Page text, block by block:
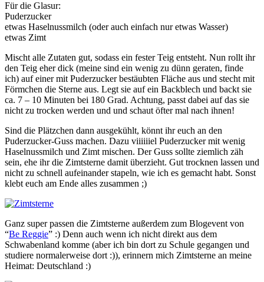
Für die Glasur:
Puderzucker
etwas Haselnussmilch (oder auch einfach nur etwas Wasser)
etwas Zimt
Mischt alle Zutaten gut, sodass ein fester Teig entsteht. Nun rollt ihr
den Teig eher dick (meine sind ein wenig zu dünn geraten, finde
ich) auf einer mit Puderzucker bestäubten Fläche aus und stecht mit
Förmchen die Sterne aus. Legt sie auf ein Backblech und backt sie
ca. 7 – 10 Minuten bei 180 Grad. Achtung, passt dabei auf das sie
nicht zu trocken werden und und schaut öfter mal nach ihnen!
Sind die Plätzchen dann ausgekühlt, könnt ihr euch an den
Puderzucker-Guss machen. Dazu viiiiiiel Puderzucker mit wenig
Haselnussmilch und Zimt mischen. Der Guss sollte ziemlich zäh
sein, ehe ihr die Zimtsterne damit überzieht. Gut trocknen lassen und
nicht zu schnell aufeinander stapeln, wie ich es gemacht habt. Sonst
klebt euch am Ende alles zusammen ;)
Ganz super passen die Zimtsterne außerdem zum Blogevent von
“Be Reggie” :) Denn auch wenn ich nicht direkt aus dem
Schwabenland komme (aber ich bin dort zu Schule gegangen und
studiere normalerweise dort :)), erinnern mich Zimtsterne an meine
Heimat: Deutschland :)